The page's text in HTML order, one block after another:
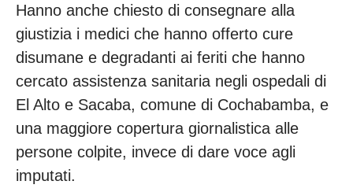
Hanno anche chiesto di consegnare alla
giustizia i medici che hanno offerto cure
disumane e degradanti ai feriti che hanno
cercato assistenza sanitaria negli ospedali di
El Alto e Sacaba, comune di Cochabamba, e
una maggiore copertura giornalistica alle
persone colpite, invece di dare voce agli
imputati.